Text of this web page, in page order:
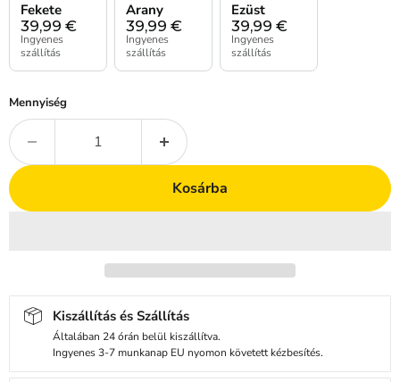
39,99 €
Fekete
Ingyenes
szállítás
39,99 €
Arany
Ingyenes
szállítás
39,99 €
Ezüst
Ingyenes
szállítás
Mennyiség
Kosárba
Kiszállítás és Szállítás
Általában 24 órán belül kiszállítva.
Ingyenes 3-7 munkanap EU nyomon követett kézbesítés.